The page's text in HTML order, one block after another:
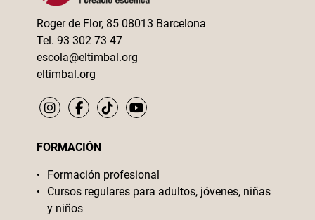
Roger de Flor, 85 08013 Barcelona
Tel. 93 302 73 47
escola@eltimbal.org
eltimbal.org
FORMACIÓN
Formación profesional
Cursos regulares para adultos, jóvenes, niñas
y niños